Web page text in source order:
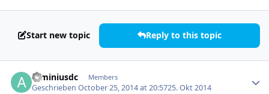
Start new topic Reply to this topic
arminiusdc Members
GeschriebenOctober 25, 2014 at 20:5725. Okt 2014